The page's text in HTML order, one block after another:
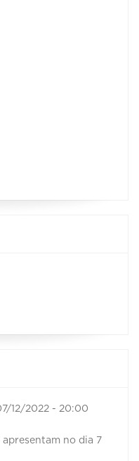
12/2022 - 20:00
no dia 7